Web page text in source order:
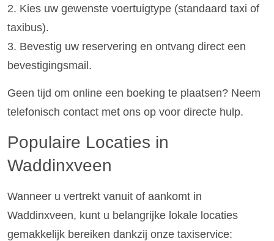
2. Kies uw gewenste voertuigtype (standaard taxi of
taxibus).
3. Bevestig uw reservering en ontvang direct een
bevestigingsmail.
Geen tijd om online een boeking te plaatsen? Neem
telefonisch contact met ons op voor directe hulp.
Populaire Locaties in
Waddinxveen
Wanneer u vertrekt vanuit of aankomt in
Waddinxveen, kunt u belangrijke lokale locaties
gemakkelijk bereiken dankzij onze taxiservice: